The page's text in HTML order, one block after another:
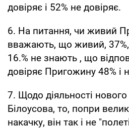
довіряє і 52% не довіряє.
6. На питання, чи живий
вважають, що живий,
16.% не знають , що
довіряє Пригожину 48% і
7. Щодо діяльності
Білоусова, то, попри
накачку, він так і не